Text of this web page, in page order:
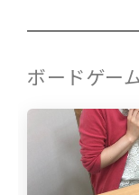
ボードゲー